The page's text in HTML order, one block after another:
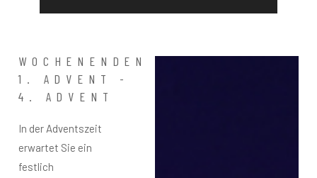
WOCHENENDEN
1. ADVENT -
4. ADVENT
In der Adventszeit
erwartet Sie ein
festlich